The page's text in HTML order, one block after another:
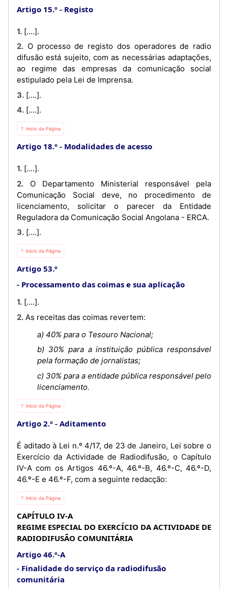
Artigo 15.º Registo
1. [....].
2. O processo de registo dos operadores de radio
difusão está sujeito, com as necessárias adaptações,
ao regime das empresas da comunicação social
estipulado pela Lei de Imprensa.
3. [....].
4. [....].
⇡ Início da Página
Artigo 18.º Modalidades de acesso
1. [....].
2. O Departamento Ministerial responsável pela
Comunicação Social deve, no procedimento de
licenciamento, solicitar o parecer da Entidade
Reguladora da Comunicação Social Angolana - ERCA.
3. [....].
⇡ Início da Página
Artigo 53.º
Processamento das coimas e sua aplicação
1. [....].
2. As receitas das coimas revertem:
a) 40% para o Tesouro Nacional;
b) 30% para a instituição pública responsável
pela formação de jornalistas;
c) 30% para a entidade pública responsável pelo
licenciamento.
⇡ Início da Página
Artigo 2.º Aditamento
É aditado à Lei n.º 4/17, de 23 de Janeiro, Lei sobre o
Exercício da Actividade de Radiodifusão, o Capítulo
IV-A com os Artigos 46.º-A, 46.º-B, 46.º-C, 46.º-D,
46.º-E e 46.º-F, com a seguinte redacção:
⇡ Início da Página
CAPÍTULO IV-A
REGIME ESPECIAL DO EXERCÍCIO DA ACTIVIDADE DE
RADIODIFUSÃO COMUNITÁRIA
Artigo 46.º-A
Finalidade do serviço da radiodifusão
comunitária